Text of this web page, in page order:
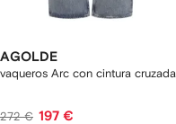
AGOLDE
vaqueros Arc con cintura cruzada
272 € 197 €